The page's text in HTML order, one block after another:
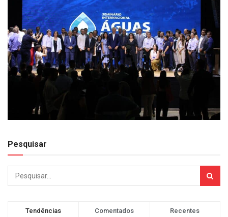
Pesquisar
Tendências Comentados Recentes